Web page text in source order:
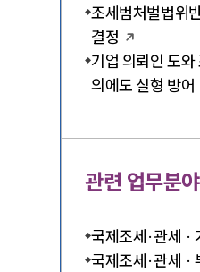
조세범처벌법위
결정
기업 의뢰인 도
의에도 실형 방어
관련 업무분야
국제조세·관세 ·
국제조세·관세 ·